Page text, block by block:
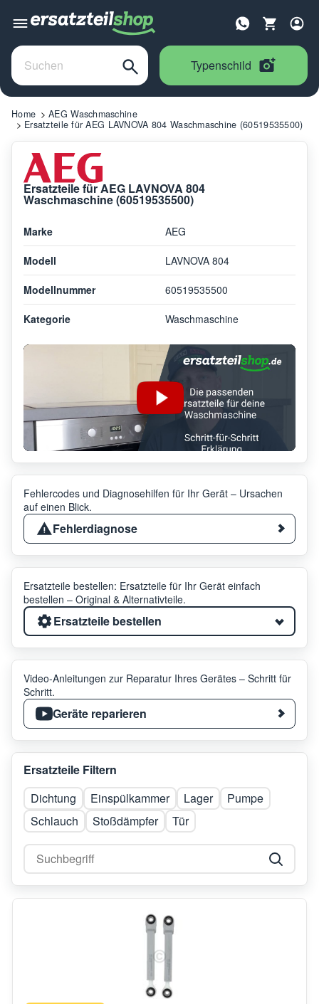
Typenschild
Home
AEG Waschmaschine
Ersatzteile für AEG LAVNOVA 804 Waschmaschine (60519535500)
Ersatzteile für AEG LAVNOVA 804
Waschmaschine (60519535500)
Marke AEG
Modell LAVNOVA 804
Modellnummer 60519535500
Kategorie Waschmaschine
Fehlercodes und Diagnosehilfen für Ihr Gerät – Ursachen
auf einen Blick.
Fehlerdiagnose
Ersatzteile bestellen: Ersatzteile für Ihr Gerät einfach
bestellen – Original & Alternativteile.
Ersatzteile bestellen
Video-Anleitungen zur Reparatur Ihres Gerätes – Schritt für
Schritt.
Geräte reparieren
Ersatzteile Filtern
Dichtung
Einspülkammer Lager
Pumpe
Schlauch
Stoßdämpfer Tür